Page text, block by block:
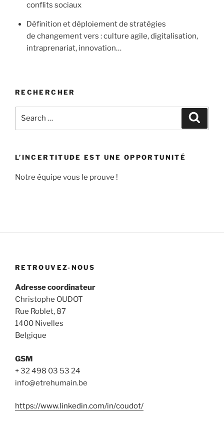
conflits sociaux
Définition et déploiement de stratégies
de changement vers : culture agile, digitalisation,
intraprenariat, innovation…
RECHERCHER
L’INCERTITUDE EST UNE OPPORTUNITÉ
Notre équipe vous le prouve !
RETROUVEZ-NOUS
Adresse coordinateur
Christophe OUDOT
Rue Roblet, 87
1400 Nivelles
Belgique
GSM
+ 32 498 03 53 24
info@etrehumain.be
https://www.linkedin.com/in/coudot/